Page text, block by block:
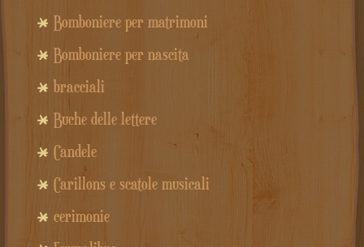
Bomboniere per matrimoni
Bomboniere per nascita
bracciali
Buche delle lettere
Candele
Carillons e scatole musicali
cerimonie